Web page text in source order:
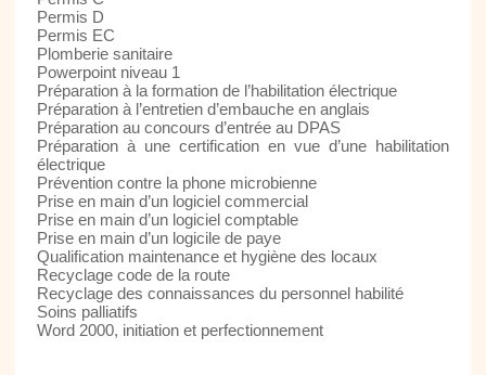
Permis D
Permis EC
Plomberie sanitaire
Powerpoint niveau 1
Préparation à la formation de l’habilitation électrique
Préparation à l’entretien d’embauche en anglais
Préparation au concours d’entrée au DPAS
Préparation à une certification en vue d’une habilitation
électrique
Prévention contre la phone microbienne
Prise en main d’un logiciel commercial
Prise en main d’un logiciel comptable
Prise en main d’un logicile de paye
Qualification maintenance et hygiène des locaux
Recyclage code de la route
Recyclage des connaissances du personnel habilité
Soins palliatifs
Word 2000, initiation et perfectionnement